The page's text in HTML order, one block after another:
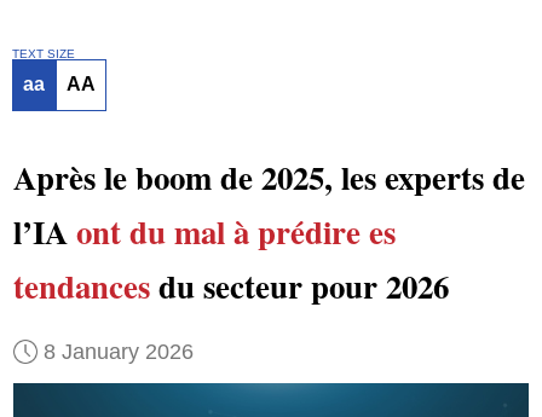
TEXT SIZE
aa AA
Après le boom de 2025, les experts de
l’IAont du mal à prédirees
tendancesdu secteur pour 2026
8 January 2026